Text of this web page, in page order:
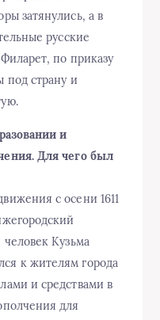
затянулись, а в
русские
по приказу
под страну и
и
Для чего был
с осени 1611
человек Кузьма
к жителям города
и средствами в
для